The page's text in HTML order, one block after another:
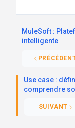
MuleSoft :
intelligente
Use case :
comprendre
SUIVANT